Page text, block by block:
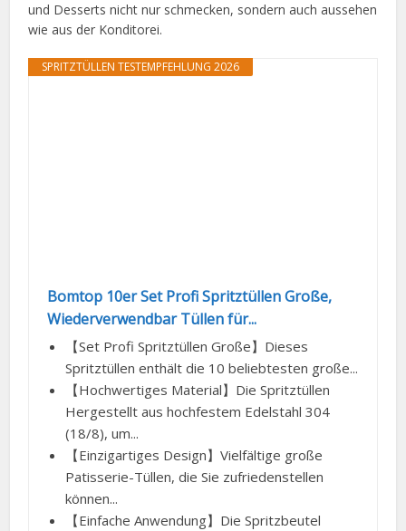
und Desserts nicht nur schmecken, sondern auch aussehen
wie aus der Konditorei.
SPRITZTÜLLEN TESTEMPFEHLUNG 2026
Bomtop 10er Set Profi Spritztüllen Große,
Wiederverwendbar Tüllen für...
【Set Profi Spritztüllen Große】Dieses
Spritztüllen enthält die 10 beliebtesten große...
【Hochwertiges Material】Die Spritztüllen
Hergestellt aus hochfestem Edelstahl 304
(18/8), um...
【Einzigartiges Design】Vielfältige große
Patisserie-Tüllen, die Sie zufriedenstellen
können...
【Einfache Anwendung】Die Spritzbeutel